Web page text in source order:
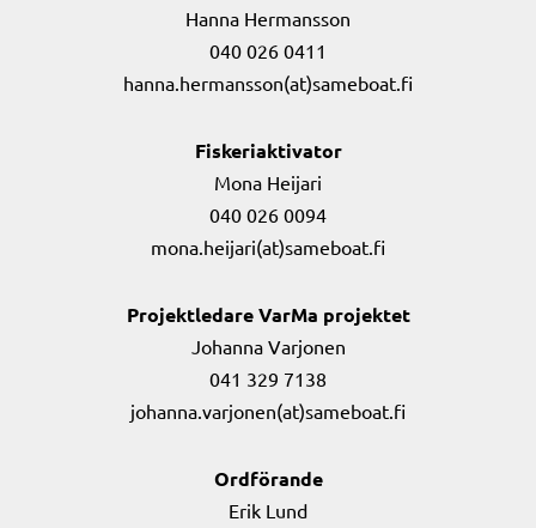
Hanna Hermansson
040 026 0411
hanna.hermansson(at)sameboat.fi
Fiskeriaktivator
Mona Heijari
040 026 0094
mona.heijari(at)sameboat.fi
Projektledare VarMa projektet
Johanna Varjonen
041 329 7138
johanna.varjonen(at)sameboat.fi
Ordförande
Erik Lund